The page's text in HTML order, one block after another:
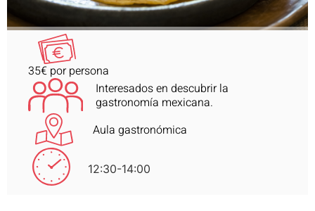
35€ por persona
Interesados en descubrir la
gastronomía mexicana.
Aula gastronómica
12:30-14:00